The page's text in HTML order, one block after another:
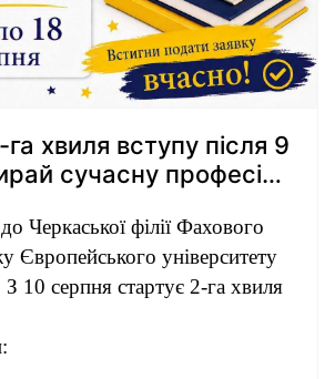
хвиля вступу після 9
сучасну професію
Черкаської філії Фахового
Європейського університету
З 10 серпня стартує 2-га хвиля